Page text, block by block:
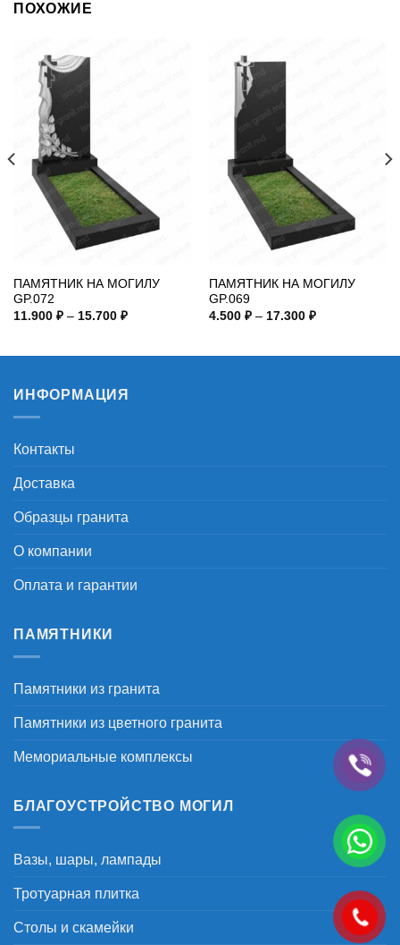
ПОХОЖИЕ
ПАМЯТНИК НА МОГИЛУ
GP.072
11.900 ₽ – 15.700 ₽Диапазон
ПАМЯТНИК НА МОГИЛУ
GP.069
4.500 ₽ – 17.300 ₽Диапазон
ИНФОРМАЦИЯ
Контакты
Доставка
Образцы гранита
О компании
Оплата и гарантии
ПАМЯТНИКИ
Памятники из гранита
Памятники из цветного гранита
Мемориальные комплексы
БЛАГОУСТРОЙСТВО МОГИЛ
Вазы, шары, лампады
Тротуарная плитка
Столы и скамейки